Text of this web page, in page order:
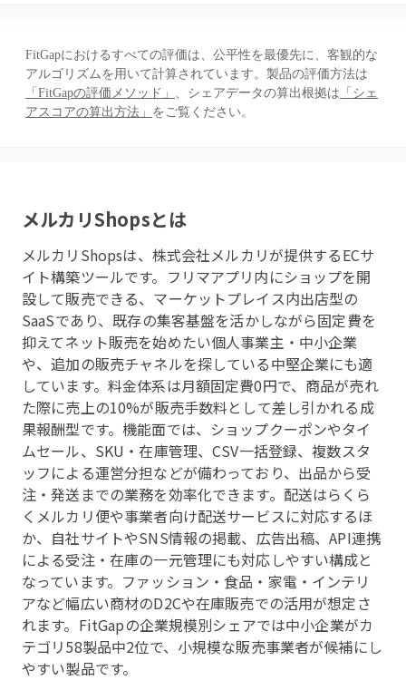
FitGapにおけるすべての評価は、公平性を最優先に、客観的な
アルゴリズムを用いて計算されています。製品の評価方法は
「FitGapの評価メソッド」 、シェアデータの算出根拠は 「シェ
アスコアの算出方法」 をご覧ください。
メルカリShopsとは
メルカリShopsは、株式会社メルカリが提供するECサ
イト構築ツールです。フリマアプリ内にショップを開
設して販売できる、マーケットプレイス内出店型の
SaaSであり、既存の集客基盤を活かしながら固定費を
抑えてネット販売を始めたい個人事業主・中小企業
や、追加の販売チャネルを探している中堅企業にも適
しています。料金体系は月額固定費0円で、商品が売れ
た際に売上の10%が販売手数料として差し引かれる成
果報酬型です。機能面では、ショップクーポンやタイ
ムセール、SKU・在庫管理、CSV一括登録、複数スタ
ッフによる運営分担などが備わっており、出品から受
注・発送までの業務を効率化できます。配送はらくら
くメルカリ便や事業者向け配送サービスに対応するほ
か、自社サイトやSNS情報の掲載、広告出稿、API連携
による受注・在庫の一元管理にも対応しやすい構成と
なっています。ファッション・食品・家電・インテリ
アなど幅広い商材のD2Cや在庫販売での活用が想定さ
れます。FitGapの企業規模別シェアでは中小企業がカ
テゴリ58製品中2位で、小規模な販売事業者が候補にし
やすい製品です。